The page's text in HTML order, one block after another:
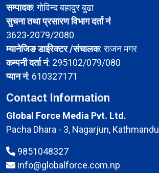
सम्पादक: गोविन्द बहादुर बुढा
सुचना तथा प्रसारण विभाग दर्ता नं
3623-2079/2080
म्यानेजिङ डाईरेक्टर /संचालक: राजन मगर
कम्पनी दर्ता नं: 295102/079/080
प्यान नं: 610327171
Contact Information
Global Force Media Pvt. Ltd.
Pacha Dhara - 3, Nagarjun, Kathmandu
9851048327
info@globalforce.com.np